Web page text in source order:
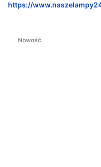
https://
Nowość